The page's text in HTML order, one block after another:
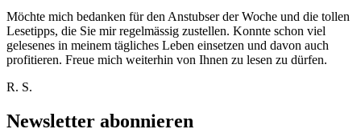
Möchte mich bedanken für den Anstubser der Woche und die tollen
Lesetipps, die Sie mir regelmässig zustellen. Konnte schon viel
gelesenes in meinem tägliches Leben einsetzen und davon auch
profitieren. Freue mich weiterhin von Ihnen zu lesen zu dürfen.
R. S.
Newsletter abonnieren